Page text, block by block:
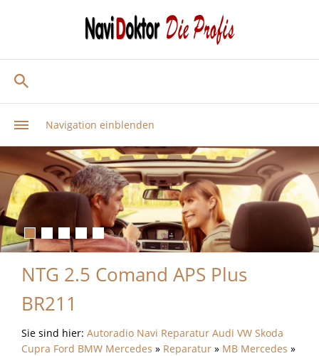
Navigation einblenden
NTG 2.5 Comand APS Plus
BR211
Sie sind hier: Autoradio Navi Reparatur Audi VW Skoda
Cupra Ford BMW Mercedes » Reparatur » MB Mercedes »